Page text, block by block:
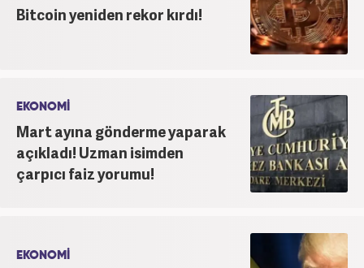
Bitcoin yeniden rekor kırdı!
EKONOMİ
Mart ayına gönderme yaparak
açıkladı! Uzman isimden
çarpıcı faiz yorumu!
EKONOMİ